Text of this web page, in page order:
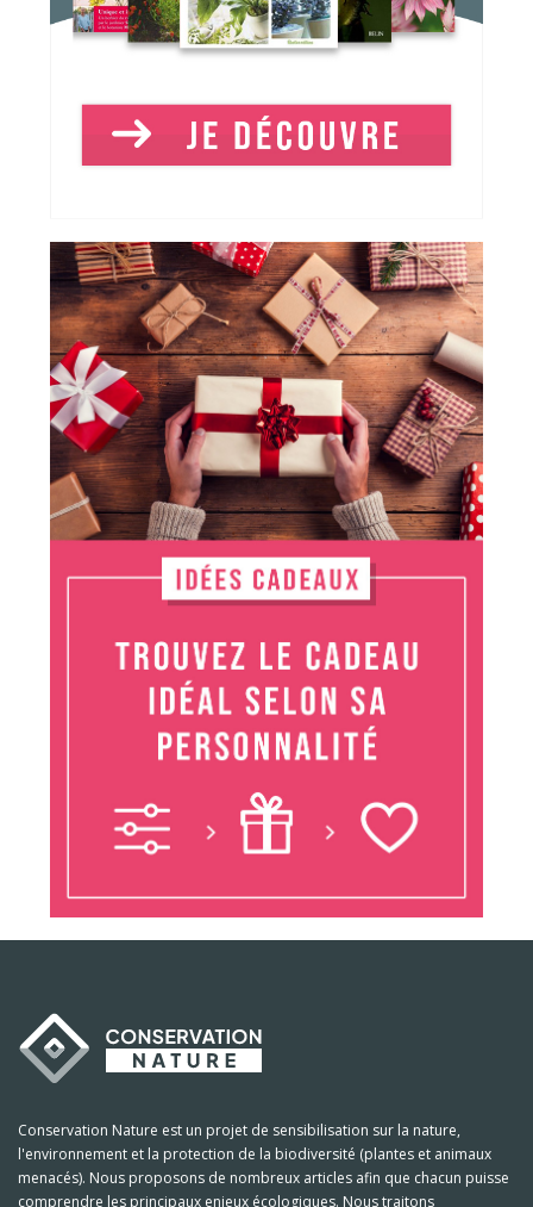
Conservation Nature est un projet de sensibilisation sur la nature,
l'environnement et la protection de la biodiversité (plantes et animaux
menacés). Nous proposons de nombreux articles afin que chacun puisse
comprendre les principaux enjeux écologiques. Nous traitons